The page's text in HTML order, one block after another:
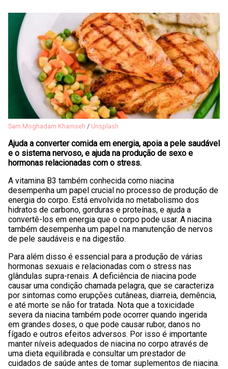
Sam Moghadam Khamseh / Unsplash
Ajuda a converter comida em energia, apoia a pele saudável
e o sistema nervoso, e ajuda na produção de sexo e
hormonas relacionadas com o stress.
A vitamina B3 também conhecida como niacina
desempenha um papel crucial no processo de produção de
energia do corpo. Está envolvida no metabolismo dos
hidratos de carbono, gorduras e proteínas, e ajuda a
convertê-los em energia que o corpo pode usar. A niacina
também desempenha um papel na manutenção de nervos
de pele saudáveis e na digestão.
Para além disso é essencial para a produção de várias
hormonas sexuais e relacionadas com o stress nas
glândulas supra-renais. A deficiência de niacina pode
causar uma condição chamada pelagra, que se caracteriza
por sintomas como erupções cutâneas, diarreia, demência,
e até morte se não for tratada. Nota que a toxicidade
severa da niacina também pode ocorrer quando ingerida
em grandes doses, o que pode causar rubor, danos no
fígado e outros efeitos adversos. Por isso é importante
manter níveis adequados de niacina no corpo através de
uma dieta equilibrada e consultar um prestador de
cuidados de saúde antes de tomar suplementos de niacina.